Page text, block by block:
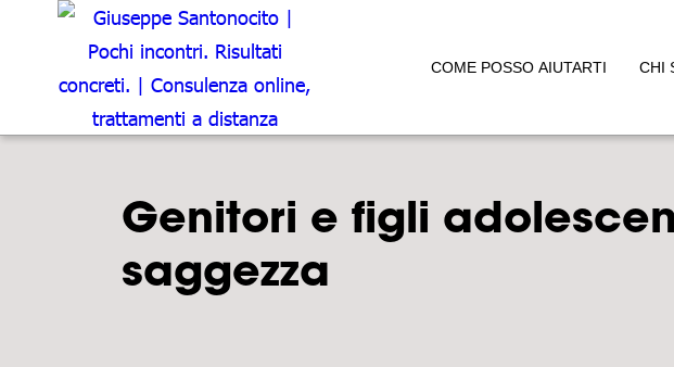
COME POSSO AIUTARTI CHI
Genitori e figli
saggezza